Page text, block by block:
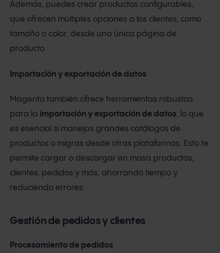
Además, puedes crear productos configurables,
que ofrecen múltiples opciones a los clientes, como
tamaño o color, desde una única página de
producto.
Importación y exportación de datos
Magento también ofrece herramientas robustas
para la importación y exportación de datos, lo que
es esencial si manejas grandes catálogos de
productos o migras desde otras plataformas. Esto te
permite cargar o descargar en masa productos,
clientes, pedidos y más, ahorrando tiempo y
reduciendo errores.
Gestión de pedidos y clientes
Procesamiento de pedidos